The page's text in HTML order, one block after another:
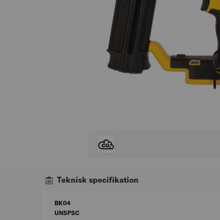
Teknisk specifikation
BK04
UNSPSC